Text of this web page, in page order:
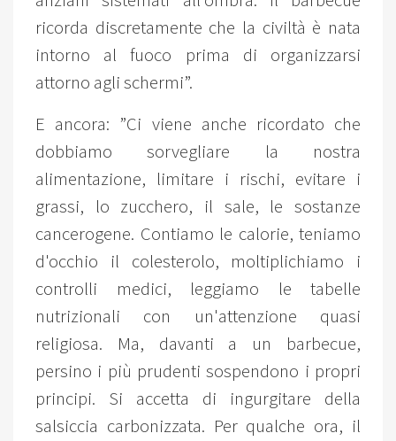
ricorda discretamente che la civiltà è nata
intorno al fuoco prima di organizzarsi
attorno agli schermi”.
E ancora: ”Ci viene anche ricordato che
dobbiamo sorvegliare la nostra
alimentazione, limitare i rischi, evitare i
grassi, lo zucchero, il sale, le sostanze
cancerogene. Contiamo le calorie, teniamo
d'occhio il colesterolo, moltiplichiamo i
controlli medici, leggiamo le tabelle
nutrizionali con un'attenzione quasi
religiosa. Ma, davanti a un barbecue,
persino i più prudenti sospendono i propri
principi. Si accetta di ingurgitare della
salsiccia carbonizzata. Per qualche ora, il